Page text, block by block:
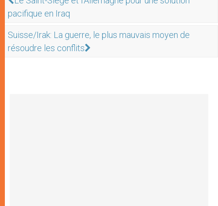
pacifique en Iraq
Suisse/Irak: La guerre, le plus mauvais moyen de
résoudre les conflits